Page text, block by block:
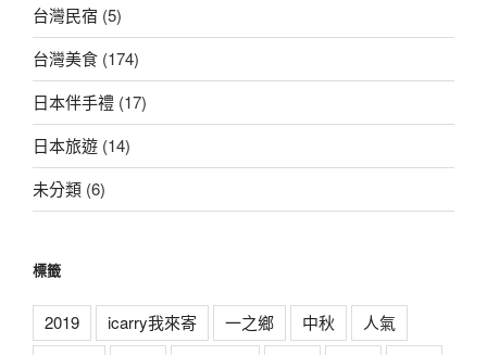
台灣民宿 (5)
台灣美食 (174)
日本伴手禮 (17)
日本旅遊 (14)
未分類 (6)
標籤
2019 icarry我來寄 一之鄉 中秋
人氣